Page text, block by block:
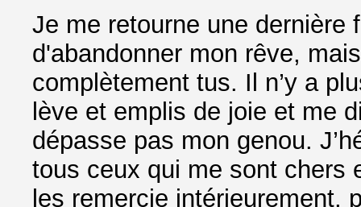
Je me retourne une dernière
d'abandonner mon rêve,
complètement tus. Il n’y a
lève et emplis de joie et me
dépasse pas mon genou.
tous ceux qui me sont chers
les remercie intérieurement,